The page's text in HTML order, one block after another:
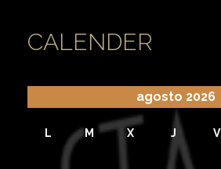
CALENDER
agosto 2026
L M X J V